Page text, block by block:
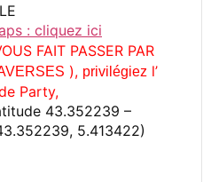
: cliquez ici
FAIT PASSER PAR
), privilégiez l’
Party,
43.352239 –
5.413422)